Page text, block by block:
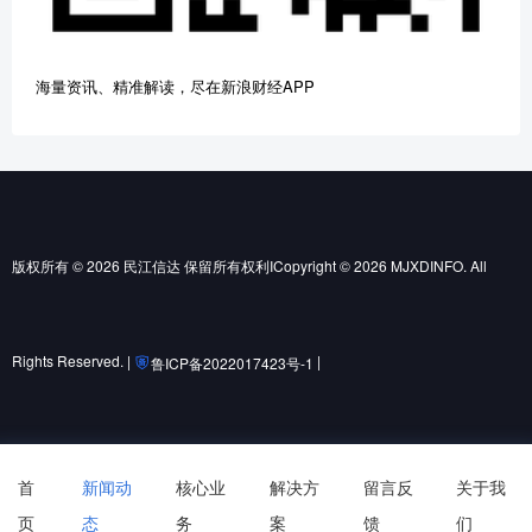
首
页
新闻动
态
核心业
务
解决方
案
留言反
馈
关于我
们
海量资讯、精准解读，尽在新浪财经APP
版权所有 © 2026 民江信达 保留所有权利ICopyright © 2026 MJXDINFO. All
Rights Reserved. | 鲁ICP备2022017423号-1 |